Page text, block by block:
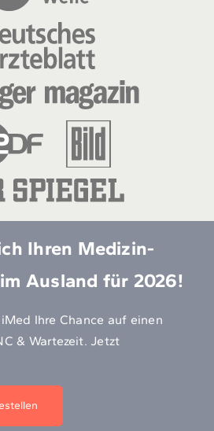
Ihren Medizin­
Ausland für 2026!
Ihre Chance auf einen
& Wartezeit. Jetzt